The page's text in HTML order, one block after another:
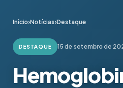
Início›Notícias›Destaque
DESTAQUE 15 de setembro de